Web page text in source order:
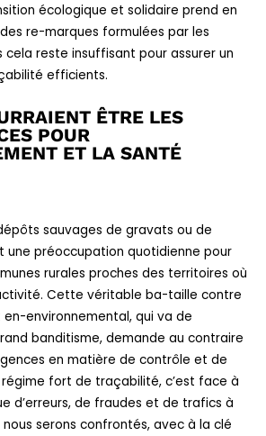
écologique et solidaire prend en
re-marques formulées par les
cela reste insuffisant pour assurer un
efficients.
ÊTRE LES
POUR
ET LA SANTÉ
sauvages de gravats ou de
une préoccupation quotidienne pour
rurales proches des territoires où
Cette véritable ba-taille contre
environnemental, qui va de
banditisme, demande au contraire
en matière de contrôle et de
fort de traçabilité, c’est face à
d’erreurs, de fraudes et de trafics à
serons confrontés, avec à la clé